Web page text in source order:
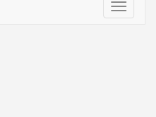
Toggle